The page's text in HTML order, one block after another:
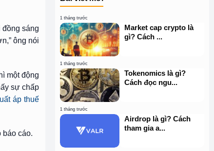
sáng
ông nói
một động
sự chấp
áp thuế
cáo.
1 tháng trước
Market cap crypto là
gì? Cách ...
1 tháng trước
Tokenomics là gì?
Cách đọc ngu...
1 tháng trước
Airdrop là gì? Cách
tham gia a...